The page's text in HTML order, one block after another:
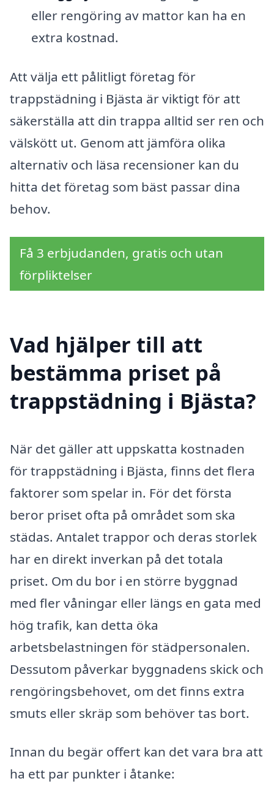
eller rengöring av mattor kan ha en
extra kostnad.
Att välja ett pålitligt företag för
trappstädning i Bjästa är viktigt för att
säkerställa att din trappa alltid ser ren och
välskött ut. Genom att jämföra olika
alternativ och läsa recensioner kan du
hitta det företag som bäst passar dina
behov.
Få 3 erbjudanden, gratis och utan
förpliktelser
Vad hjälper till att
bestämma priset på
trappstädning i Bjästa?
När det gäller att uppskatta kostnaden
för trappstädning i Bjästa, finns det flera
faktorer som spelar in. För det första
beror priset ofta på området som ska
städas. Antalet trappor och deras storlek
har en direkt inverkan på det totala
priset. Om du bor i en större byggnad
med fler våningar eller längs en gata med
hög trafik, kan detta öka
arbetsbelastningen för städpersonalen.
Dessutom påverkar byggnadens skick och
rengöringsbehovet, om det finns extra
smuts eller skräp som behöver tas bort.
Innan du begär offert kan det vara bra att
ha ett par punkter i åtanke: